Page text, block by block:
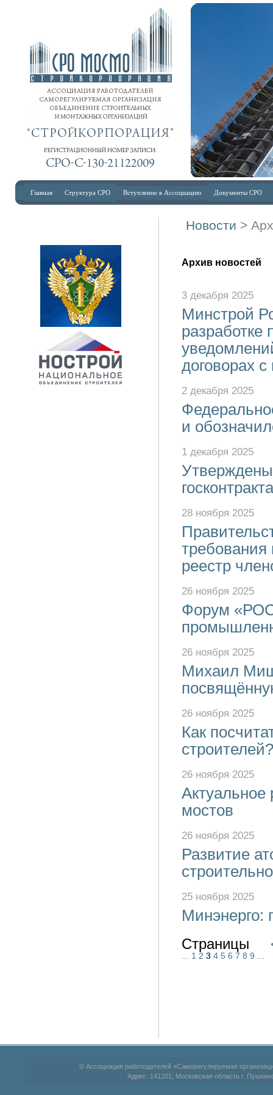
Главная Структура СРО Вступление в Ассоциацию Документы СРО
Новости >
Архив новостей
3 декабря 2025
Минстрой
договорах
2 декабря 2025
и
1 декабря 2025
28 ноября 2025
требования
реестр
26 ноября 2025
Форум
26 ноября 2025
Михаил
26 ноября 2025
Как
26 ноября 2025
мостов
26 ноября 2025
Развитие
25 ноября 2025
Минэнерго:
Страницы
1 2 3 4 5 6 7 8 9
© Ассоциация работодателей «Саморегулируемая
Адрес: 141201, Московская область г.